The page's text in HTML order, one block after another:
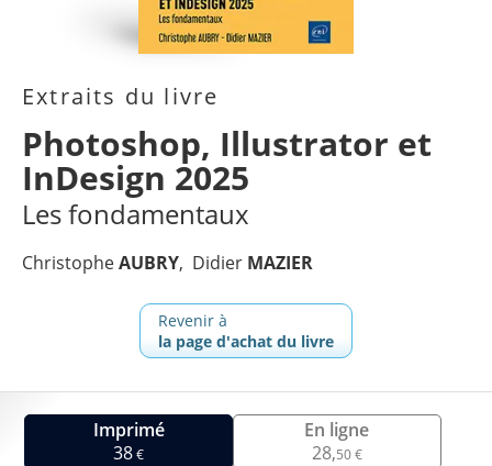
Extraits du livre
Photoshop, Illustrator et
InDesign 2025
Les fondamentaux
ChristopheAUBRY Didier MAZIER
Revenir à
la page d'achat du livre
Imprimé
38€
En ligne
28,50 €